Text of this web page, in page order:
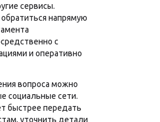
сервисы.
напрямую
с
и оперативно
вопроса можно
социальные сети.
быстрее передать
уточнить детали